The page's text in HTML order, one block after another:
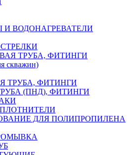
И ВОДОНАГРЕВАТЕЛИ
ТРУБА, ФИТИНГИ
ТРУБА, ФИТИНГИ
(ПНД), ФИТИНГИ
ДЛЯ ПОЛИПРОПИЛЕНА